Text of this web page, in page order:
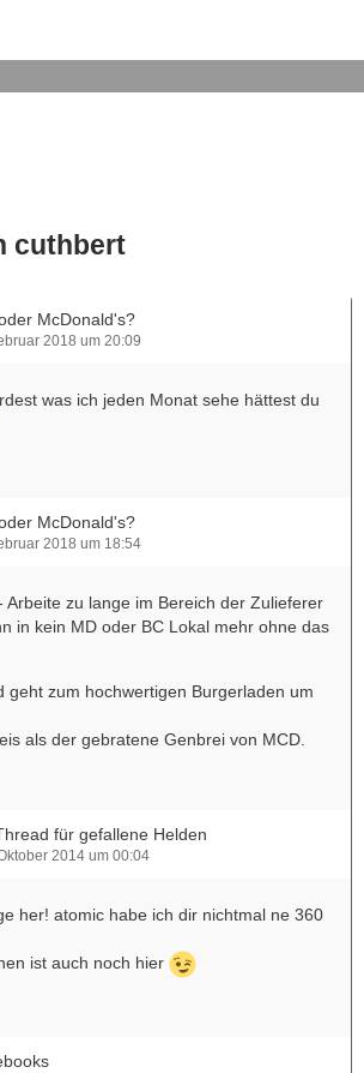
cuthbert
McDonald's?
2018 um 20:09
was ich jeden Monat sehe hättest du
McDonald's?
2018 um 18:54
Arbeite zu lange im Bereich der Zulieferer
in kein MD oder BC Lokal mehr ohne das
geht zum hochwertigen Burgerladen um
als der gebratene Genbrei von MCD.
für gefallene Helden
2014 um 00:04
her! atomic habe ich dir nichtmal ne 360
ist auch noch hier